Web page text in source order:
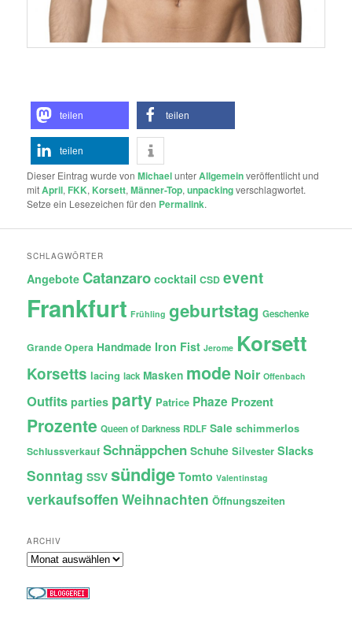
teilen teilen
teilen
Dieser Eintrag wurde vonMichaelunterAllgemeinveröffentlicht und
mitApril, FKK, Korsett,Männer-Top,unpackingverschlagwortet.
Setze ein Lesezeichen für den Permalink.
SCHLAGWÖRTER
Angebote Catanzaro cocktail CSD event
Frankfurt Frühling geburtstag Geschenke
Grande Opera Handmade Iron Fist Jerome Korsett
Korsetts lacing lack Masken mode Noir Offenbach
Outfits parties party Patrice Phaze Prozent
Prozente Queen of Darkness RDLF Sale schimmerlos
Schlussverkauf Schnäppchen Schuhe Silvester Slacks
Sonntag SSV sündige Tomto Valentinstag
verkaufsoffen Weihnachten Öffnungszeiten
ARCHIV
Archiv